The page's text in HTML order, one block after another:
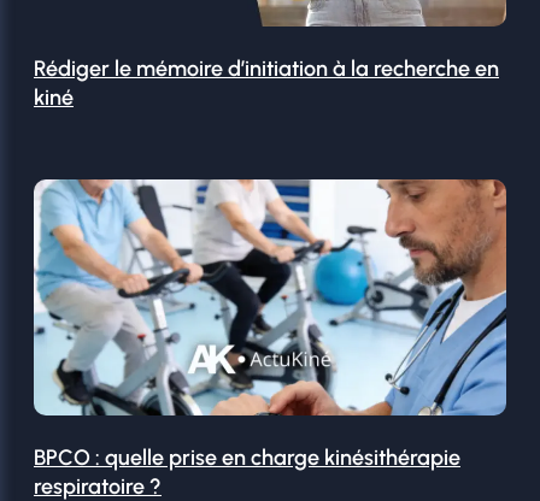
Rédiger le mémoire d’initiation à la recherche en
kiné
BPCO : quelle prise en charge kinésithérapie
respiratoire ?